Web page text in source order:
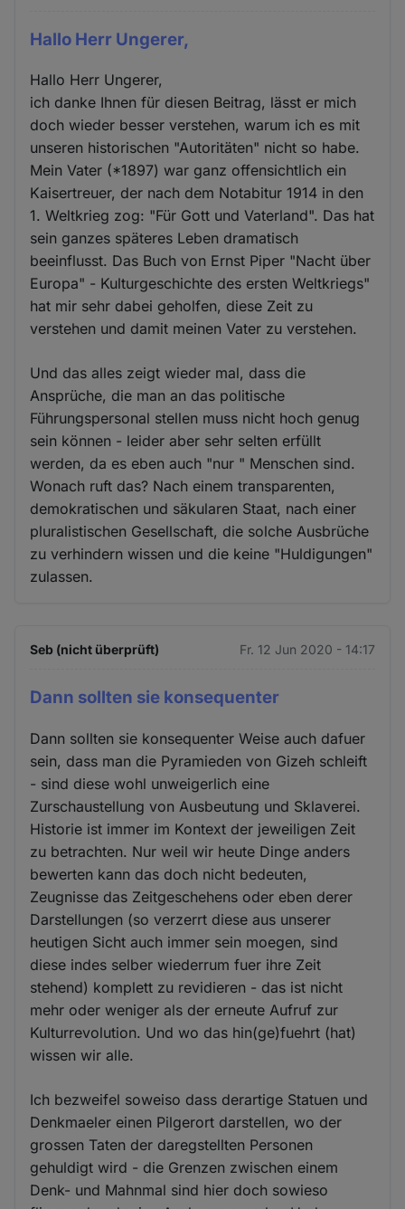
Hallo Herr Ungerer,
Hallo Herr Ungerer,
ich danke Ihnen für diesen Beitrag, lässt er mich
doch wieder besser verstehen, warum ich es mit
unseren historischen "Autoritäten" nicht so habe.
Mein Vater (*1897) war ganz offensichtlich ein
Kaisertreuer, der nach dem Notabitur 1914 in den
1. Weltkrieg zog: "Für Gott und Vaterland". Das hat
sein ganzes späteres Leben dramatisch
beeinflusst. Das Buch von Ernst Piper "Nacht über
Europa" - Kulturgeschichte des ersten Weltkriegs"
hat mir sehr dabei geholfen, diese Zeit zu
verstehen und damit meinen Vater zu verstehen.
Und das alles zeigt wieder mal, dass die
Ansprüche, die man an das politische
Führungspersonal stellen muss nicht hoch genug
sein können - leider aber sehr selten erfüllt
werden, da es eben auch "nur " Menschen sind.
Wonach ruft das? Nach einem transparenten,
demokratischen und säkularen Staat, nach einer
pluralistischen Gesellschaft, die solche Ausbrüche
zu verhindern wissen und die keine "Huldigungen"
zulassen.
Seb (nicht überprüft) Fr. 12 Jun 2020 - 14:17
Dann sollten sie konsequenter
Dann sollten sie konsequenter Weise auch dafuer
sein, dass man die Pyramieden von Gizeh schleift
- sind diese wohl unweigerlich eine
Zurschaustellung von Ausbeutung und Sklaverei.
Historie ist immer im Kontext der jeweiligen Zeit
zu betrachten. Nur weil wir heute Dinge anders
bewerten kann das doch nicht bedeuten,
Zeugnisse das Zeitgeschehens oder eben derer
Darstellungen (so verzerrt diese aus unserer
heutigen Sicht auch immer sein moegen, sind
diese indes selber wiederrum fuer ihre Zeit
stehend) komplett zu revidieren - das ist nicht
mehr oder weniger als der erneute Aufruf zur
Kulturrevolution. Und wo das hin(ge)fuehrt (hat)
wissen wir alle.
Ich bezweifel soweiso dass derartige Statuen und
Denkmaeler einen Pilgerort darstellen, wo der
grossen Taten der daregstellten Personen
gehuldigt wird - die Grenzen zwischen einem
Denk- und Mahnmal sind hier doch sowieso